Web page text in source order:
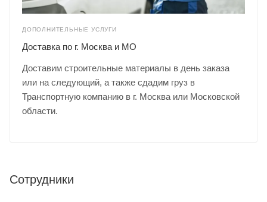
ДОПОЛНИТЕЛЬНЫЕ УСЛУГИ
Доставка по г. Москва и МО
Доставим строительные материалы в день заказа
или на следующий, а также сдадим груз в
Транспортную компанию в г. Москва или Московской
области.
Сотрудники